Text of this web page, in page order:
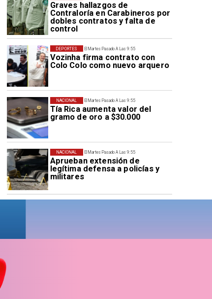
Graves hallazgos de
Contraloría en Carabineros por
dobles contratos y falta de
control
El Martes Pasado A Las 9:55
Vozinha firma contrato con
Colo Colo como nuevo arquero
DEPORTES
El Martes Pasado A Las 9:55
Tía Rica aumenta valor del
gramo de oro a $30.000
NACIONAL
El Martes Pasado A Las 9:55
Aprueban extensión de
legítima defensa a policías y
militares
NACIONAL